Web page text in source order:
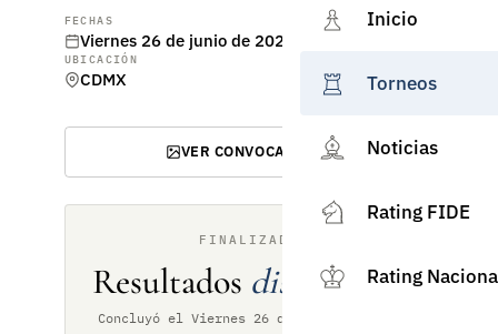
Inicio
Torneos
Noticias
Rating FIDE
Rating
FECHAS
Viernes 26 de junio de 2026
UBICACIÓN
CDMX
VER CONVOCATORIA
FINALIZADO
Resultados disponibles
Concluyó el Viernes 26 de junio de 2026